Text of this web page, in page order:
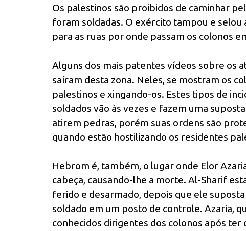
Os palestinos são proibidos de caminhar
foram soldadas. O exército tampou e selou
para as ruas por onde passam os colonos
Alguns dos mais patentes vídeos sobre os
saíram desta zona. Neles, se mostram os
palestinos e xingando-os. Estes tipos de
soldados vão às vezes e fazem uma
atirem pedras, porém suas ordens são
quando estão hostilizando os residentes
Hebrom é, também, o lugar onde Elor
cabeça, causando-lhe a morte. Al-Sharif
ferido e desarmado, depois que ele
soldado em um posto de controle. Azaria,
conhecidos dirigentes dos colonos após